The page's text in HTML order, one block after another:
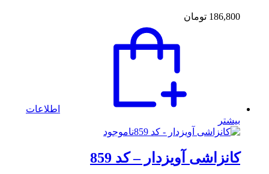
186,800 تومان
اطلاعات
بیشتر
ناموجود
کانزاشی آویزدار – کد 859